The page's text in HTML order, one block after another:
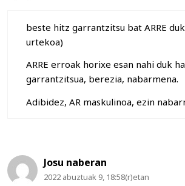
beste hitz garrantzitsu bat ARRE
urtekoa)
ARRE erroak horixe esan nahi duk
garrantzitsua, berezia, nabarmena.
Adibidez, AR maskulinoa, ezin
Josu naberan
2022 abuztuak 9, 18:58(r)etan